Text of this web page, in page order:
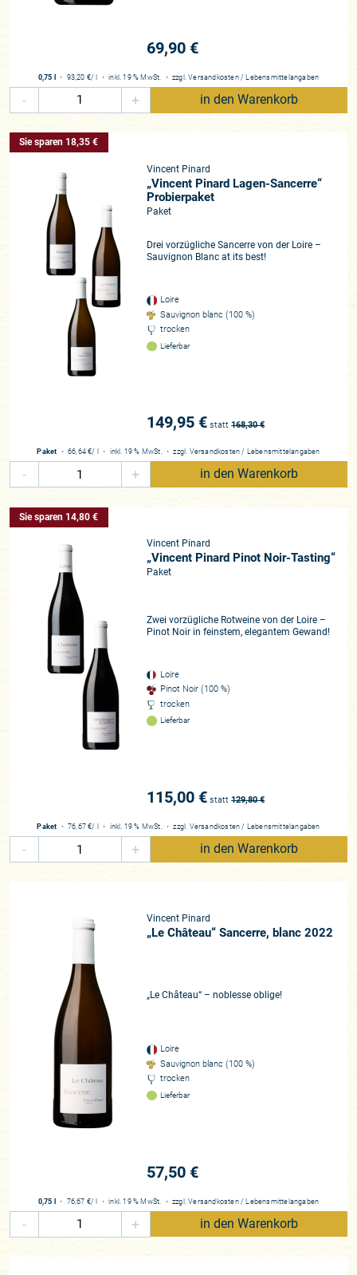
Winzer*in
Clément und Florent
Rebfläche
17 Hektar
Le Château, Chêne Marchand, Harmonie
Zusammenarbeit
Weinberg erbracht, die restliche Arbeit im Keller basiert auf
Beobachtung und einfacher Logik.“ Die Art und Weise, wie sie
den Boden bearbeiten, ist organisch, ja sogar biodynamisch,
aber die Pinards wollen sich nicht zertifizieren lassen.“
Der Großteil der Sauvignon-Blanc-Reben wurde bereits in den
Sancerre elementare Voraussetzung. In Bué, dem Herzen
Sancerres, sind die Böden überwiegend vom Kalkstein,
speziell den Caillottes geprägt. Ein Terroir, welches nicht nur
den Sauvignon Blanc ins Glanzlicht rückt, sondern ebenfalls
die ideale Grundlage ist für puren, reintönigen Pinot Noir. Und
genau dieser ist das zweite Steckenpferd der Domaine, die
über 4,5 Hektar Rebfläche besitzt. Hier in Sancerre spielt die
Produktion von Pinot Noir eine nicht unbeachtliche Rolle. Die
Weine fallen gegenüber den Burgundern von der Côte d’Or
immer deutlich leichter und puristischer aus, das Resultat
der kargen Böden und des kühlen Klimas. Beweis für das
rigorose Qualitätsbestreben auf der Domaine ist die rare Top-
Stängel der Trauben. Jede einzelne Beere behält aber den
bringt einen fruchtintensiven und höchst feinen Pinot Noir
hervor, den jeder Weinliebhaber einmal probiert haben sollte.
Weine aus Volnay, Vosne-Romanée oder Gevrey-Chambertin!
Was uns an den Weinen der Pinard-Gebrüder, weiß wie rot,
besonders gefällt: Sie sind im Alter wie in der Jugend stets
elegant und strahlen pures Understatement aus. Die feine
Mischung aus zarter, sehr frischer Frucht, Mineralität und
kühlen Noten prägt ihre Weine in der Jugend, der geduldige
und schonende Ausbau der Weine bereitet sie für ein
Reifepotenzial vor, das für diese Region recht einzigartig ist.
Hier wird Herkunft im Glas klar schmeckbar, hier zeigt sich,
warum Sancerre als Inbegriff eines mineralischen und noblen
Sauvignon Blancs gilt und warum die eleganten Pinots
heißgehandelte Geheimtipps in Liebhaberkreisen sind. Und
hier zeigt sich wieder einmal, dass Respekt vor der Tradition,
Werte Kunden, die Sancerres des Brüderpaars Florent und
Clément Pinard setzen Maßstäbe für ihre Generation und
schlagen stets leise Töne an. Die nachhaltige
durch. Die beiden Großmeister stehen mit ihrer Kollektion für
den Inbegriff eines von Mineralität und kühlem Klima
als Ikonen der Region, die nicht zuletzt wegen ihres
besonderen Reifepotzenzials geschätzt werden.
69,90 €
0,75 l ・ 93,20 €/ l ・inkl. 19 % MwSt. ・ zzgl.Versandkosten / Lebensmittelangaben
- + in den Warenkorb
Sie sparen 18,35 €
Vincent Pinard
„Vincent Pinard Lagen-Sancerre“
Probierpaket
Paket
Drei vorzügliche Sancerre von der Loire –
Sauvignon Blanc at its best!
Loire
Sauvignon blanc (100 %)
trocken
Lieferbar
149,95 € statt 168,30€
Paket ・ 66,64 €/ l ・ inkl. 19 % MwSt.・zzgl. Versandkosten / Lebensmittelangaben
- + in den Warenkorb
Sie sparen 14,80 €
Vincent Pinard
„Vincent Pinard Pinot Noir-Tasting“
Paket
Zwei vorzügliche Rotweine von der Loire –
Pinot Noir in feinstem, elegantem Gewand!
Loire
Pinot Noir (100 %)
trocken
Lieferbar
115,00 € statt 129,80€
Paket ・ 76,67 €/ l ・ inkl. 19 % MwSt. ・zzgl. Versandkosten / Lebensmittelangaben
- + in den Warenkorb
Vincent Pinard
„Le Château“ Sancerre, blanc 2022
„Le Château“ – noblesse oblige!
Loire
Sauvignon blanc (100 %)
trocken
Lieferbar
57,50 €
0,75 l ・ 76,67 €/ l ・inkl. 19 % MwSt. ・ zzgl.Versandkosten / Lebensmittelangaben
- + in den Warenkorb